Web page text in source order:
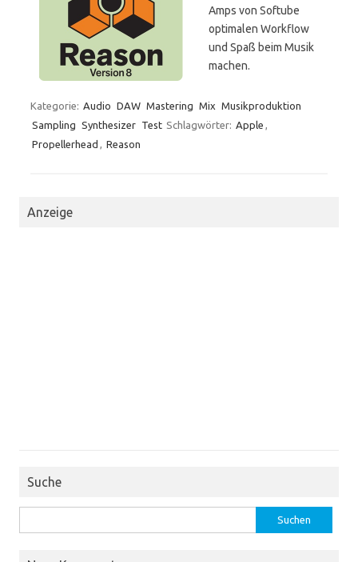
Amps von Softube
optimalen Workflow
und Spaß beim Musik
machen.
Kategorie: Audio DAW Mastering Mix Musikproduktion
Sampling Synthesizer Test Schlagwörter: Apple ,
Propellerhead , Reason
Anzeige
Suche
nach: